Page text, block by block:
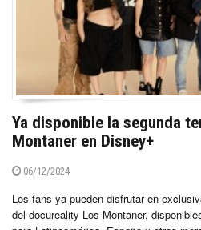
Ya disponible la segunda
Montaner en Disney+
06/12/2024
Los fans ya pueden disfrutar en
del docureality Los Montaner,